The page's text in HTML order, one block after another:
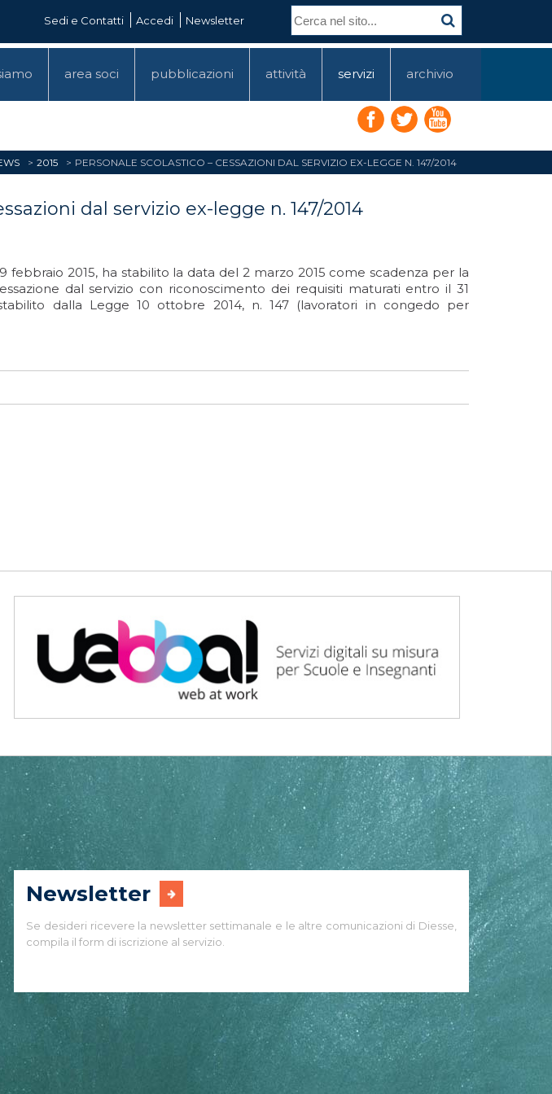
Sedi e Contatti Accedi Newsletter
area soci pubblicazioni attività servizi archivio
2015 PERSONALE SCOLASTICO – CESSAZIONI DAL SERVIZIO EX-LEGGE N. 147/2014
dal servizio ex-legge n. 147/2014
febbraio 2015, ha stabilito la data del 2 marzo 2015 come scadenza per la
dal servizio con riconoscimento dei requisiti maturati entro il 31
dalla Legge 10 ottobre 2014, n. 147 (lavoratori in congedo per
Newsletter
Se desideri ricevere la newsletter settimanale e le altre comunicazioni di Diesse,
compila il form di iscrizione al servizio.